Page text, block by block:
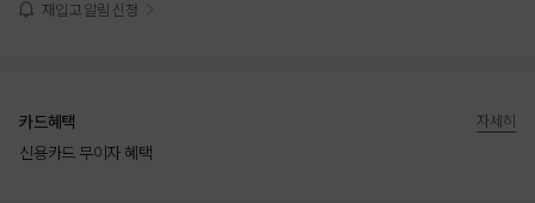
재입고 알림 신청
카드혜택
신용카드 무이자 혜택
자세히